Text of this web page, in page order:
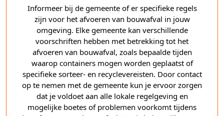
Informeer bij de gemeente of er specifieke regels
zijn voor het afvoeren van bouwafval in jouw
omgeving. Elke gemeente kan verschillende
voorschriften hebben met betrekking tot het
afvoeren van bouwafval, zoals bepaalde tijden
waarop containers mogen worden geplaatst of
specifieke sorteer- en recyclevereisten. Door contact
op te nemen met de gemeente kun je ervoor zorgen
dat je voldoet aan alle lokale regelgeving en
mogelijke boetes of problemen voorkomt tijdens